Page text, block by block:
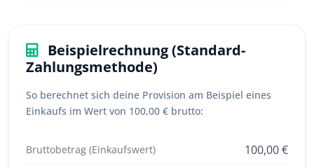
Beispielrechnung (Standard-
Zahlungsmethode)
So berechnet sich deine Provision am Beispiel eines
Einkaufs im Wert von 100,00 € brutto:
Bruttobetrag (Einkaufswert) 100,00 €